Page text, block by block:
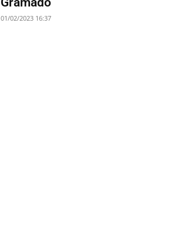
01/02/2023 16:37